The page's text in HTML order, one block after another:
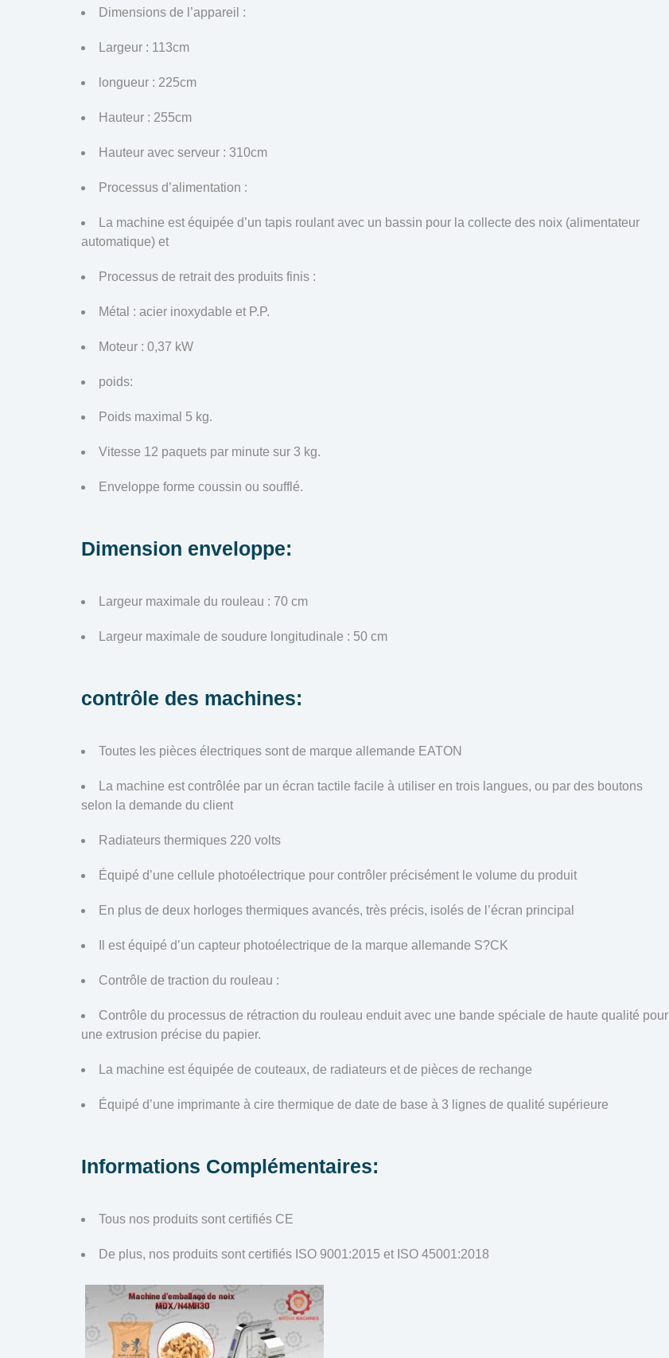
Dimensions de l’appareil :
Largeur : 113cm
longueur : 225cm
Hauteur : 255cm
Hauteur avec serveur : 310cm
Processus d’alimentation :
La machine est équipée d’un tapis roulant avec un bassin pour la collecte des noix (alimentateur
automatique) et
Processus de retrait des produits finis :
Métal : acier inoxydable et P.P.
Moteur : 0,37 kW
poids:
Poids maximal 5 kg.
Vitesse 12 paquets par minute sur 3 kg.
Enveloppe forme coussin ou soufflé.
Dimension enveloppe:
Largeur maximale du rouleau : 70 cm
Largeur maximale de soudure longitudinale : 50 cm
contrôle des machines:
Toutes les pièces électriques sont de marque allemande EATON
La machine est contrôlée par un écran tactile facile à utiliser en trois langues, ou par des boutons
selon la demande du client
Radiateurs thermiques 220 volts
Équipé d’une cellule photoélectrique pour contrôler précisément le volume du produit
En plus de deux horloges thermiques avancés, très précis, isolés de l’écran principal
Il est équipé d’un capteur photoélectrique de la marque allemande S?CK
Contrôle de traction du rouleau :
Contrôle du processus de rétraction du rouleau enduit avec une bande spéciale de haute qualité pour
une extrusion précise du papier.
La machine est équipée de couteaux, de radiateurs et de pièces de rechange
Équipé d’une imprimante à cire thermique de date de base à 3 lignes de qualité supérieure
Informations Complémentaires:
Tous nos produits sont certifiés CE
De plus, nos produits sont certifiés ISO 9001:2015 et ISO 45001:2018